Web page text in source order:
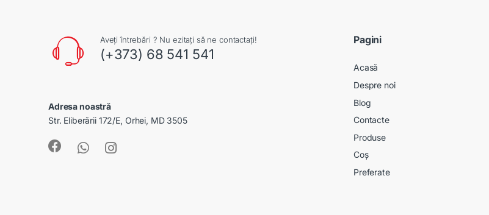
Aveți întrebări ? Nu ezitați să ne contactați!
(+373) 68 541 541
Adresa noastră
Str. Eliberării 172/E, Orhei, MD 3505
Pagini
Acasă
Despre noi
Blog
Contacte
Produse
Coș
Preferate